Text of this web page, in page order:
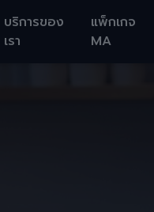
บริการของ
เรา
แพ็กเกจ
MA